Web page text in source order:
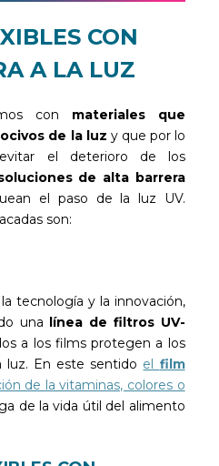
CON
A LA LUZ
con materiales que
de la luz y que por lo
el deterioro de los
de alta barrera
el paso de la luz UV.
son:
tecnología y la innovación,
una línea de filtros UV-
a los films protegen a los
luz. En este sentido el film
de la vitaminas, colores o
de la vida útil del alimento